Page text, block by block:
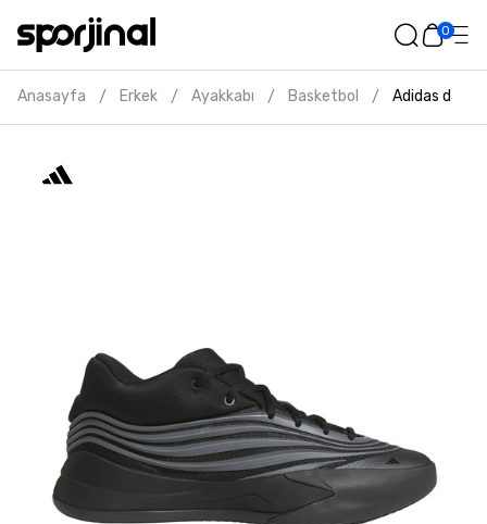
0
Anasayfa / Erkek / Ayakkabı / Basketbol / Adidas dame